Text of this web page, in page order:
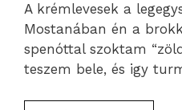
A krémlevesek a
Mostanában én a
spenóttal szoktam
teszem bele, és igy